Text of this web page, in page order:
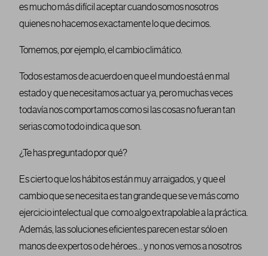
es mucho más difícil aceptar cuando somos nosotros
quienes no hacemos exactamente lo que decimos.
Tomemos, por ejemplo, el cambio climático.
Todos estamos de acuerdo en que el mundo está en mal
estado y que necesitamos actuar ya, pero muchas veces
todavía nos comportamos como si las cosas no fueran tan
serias como todo indica que son.
¿Te has preguntado por qué?
Es cierto que los hábitos están muy arraigados, y que el
cambio que se necesita es tan grande que se ve más como
ejercicio intelectual que como algo extrapolable a la práctica.
Además, las soluciones eficientes parecen estar sólo en
manos de expertos o de héroes… y no nos vemos a nosotros